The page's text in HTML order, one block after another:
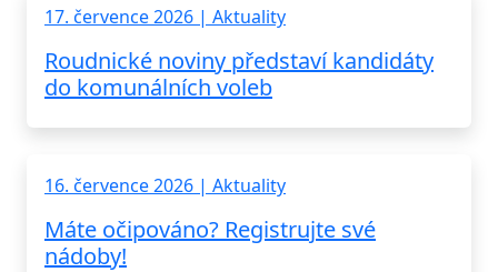
17. července 2026 | Aktuality
Roudnické noviny představí kandidáty
do komunálních voleb
16. července 2026 | Aktuality
Máte očipováno? Registrujte své
nádoby!